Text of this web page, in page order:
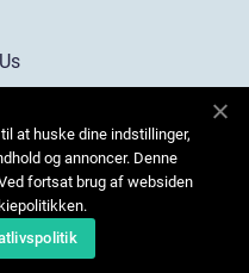
at huske dine indstillinger,
og annoncer. Denne
fortsat brug af websiden